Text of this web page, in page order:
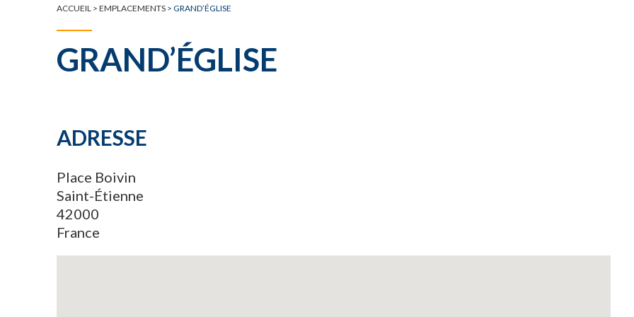
ACCUEIL > EMPLACEMENTS > GRAND’ÉGLISE
GRAND’ÉGLISE
ADRESSE
Place Boivin
Saint-Étienne
42000
France